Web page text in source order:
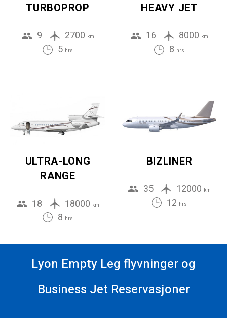
TURBOPROP
9 2700 km
5 hrs
HEAVY JET
16 8000 km
8 hrs
ULTRA-LONG
RANGE
18 18000 km
8 hrs
BIZLINER
35 12000 km
12 hrs
Lyon Empty Leg flyvninger og
Business Jet Reservasjoner